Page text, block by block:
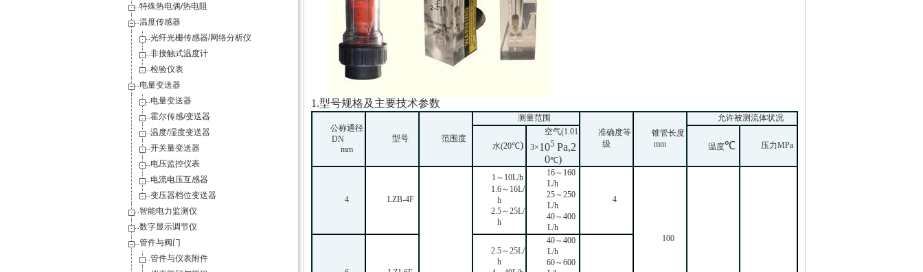
1.型号规格及主要技术参数
公称通径
DN
mm
型号 范围度
测量范围
准确度等
级
锥管长度
mm
允许被测流体状况
水(20℃)
空气(1.01
3×105 Pa,2
0℃)
温度℃ 压力MPa
4 LZB-4F
1～10L/h
1.6～16L/
h
2.5～25L/
h
16～160
L/h
25～250
L/h
40～400
L/h
4
100
2.5～25L/
h
40～400
L/h
60～600
特殊热电偶/热电阻
温度传感器
光纤光栅传感器/网络分析仪
非接触式温度计
检验仪表
电量变送器
电量变送器
霍尔传感/变送器
温度/湿度变送器
开关量变送器
电压监控仪表
电流电压互感器
变压器档位变送器
智能电力监测仪
数字显示调节仪
管件与阀门
管件与仪表附件